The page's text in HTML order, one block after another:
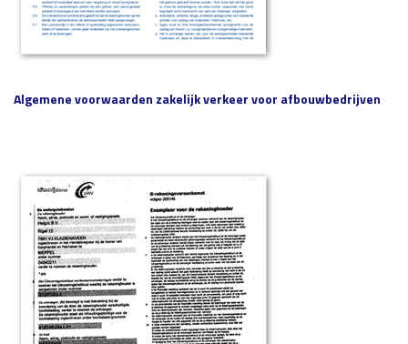
Algemene voorwaarden zakelijk verkeervoor afbouwbedrijven